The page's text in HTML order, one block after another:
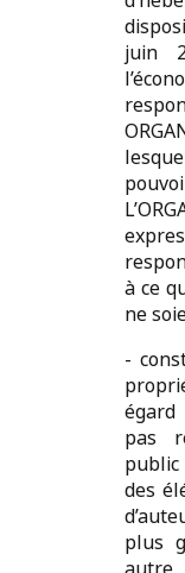
juin
à ce
ne
-
égard
pas
des
plus